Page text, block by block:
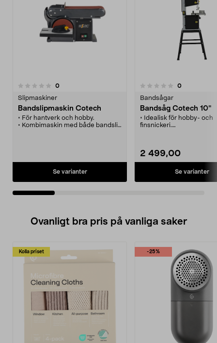
0recensioner
Slipmaskiner
Bandslipmaskin Cotech
• För hantverk och hobby.
• Kombimaskin med både bandslip
Se varianter
0.0 av 5 stjärnor 0recensioner
Bandsågar
Bandsåg Cotech 10"
• Idealisk för hobby- och
finsnickeri.
2 499,00
Se varianter
0.0 av 5 stjärnor
Ovanligt bra pris på vanliga saker
Kolla priset -25%